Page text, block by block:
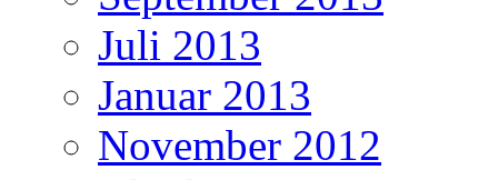
Juli 2013
Januar 2013
November 2012